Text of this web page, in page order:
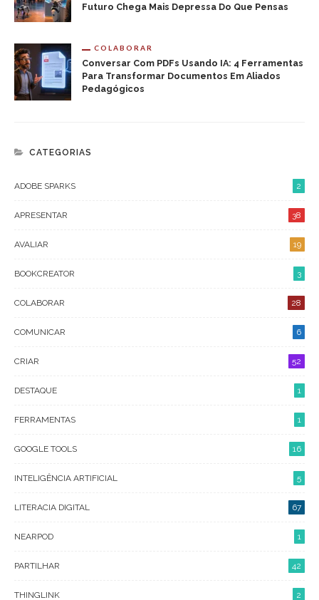
Futuro Chega Mais Depressa Do Que Pensas
COLABORAR
Conversar Com PDFs Usando IA: 4 Ferramentas
Para Transformar Documentos Em Aliados
Pedagógicos
CATEGORIAS
ADOBE SPARKS 2
APRESENTAR 38
AVALIAR 19
BOOKCREATOR 3
COLABORAR 28
COMUNICAR 6
CRIAR 52
DESTAQUE 1
FERRAMENTAS 1
GOOGLE TOOLS 16
INTELIGÊNCIA ARTIFICIAL 5
LITERACIA DIGITAL 67
NEARPOD 1
PARTILHAR 42
THINGLINK 2